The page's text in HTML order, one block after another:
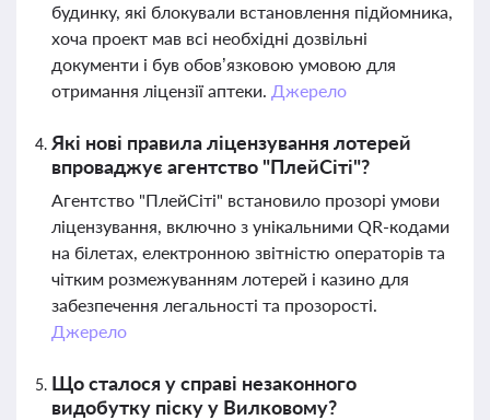
будинку, які блокували встановлення підйомника,
хоча проект мав всі необхідні дозвільні
документи і був обов’язковою умовою для
отримання ліцензії аптеки. Джерело
Які нові правила ліцензування лотерей
впроваджує агентство "ПлейСіті"?
Агентство "ПлейСіті" встановило прозорі умови
ліцензування, включно з унікальними QR-кодами
на білетах, електронною звітністю операторів та
чітким розмежуванням лотерей і казино для
забезпечення легальності та прозорості.
Джерело
Що сталося у справі незаконного
видобутку піску у Вилковому?